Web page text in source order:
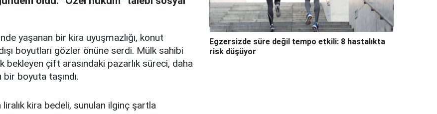
yaşanan bir kira uyuşmazlığı, konut
boyutları gözler önüne serdi. Mülk sahibi
bekleyen çift arasındaki pazarlık süreci, daha
boyuta taşındı.
kira bedeli, sunulan ilginç şartla
Egzersizde süre değil tempo etkili: 8 hastalıkta
risk düşüyor